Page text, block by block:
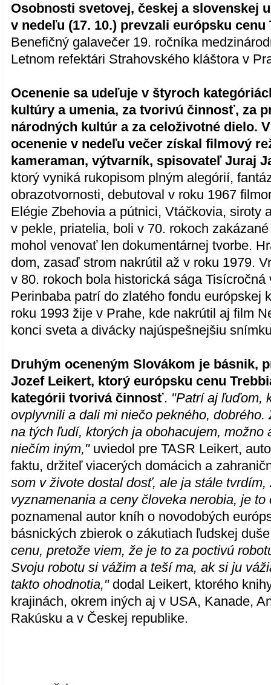
Osobnosti svetovej, českej a slovenskej
v nedeľu (17. 10.) prevzali európsku cenu
Benefičný galavečer 19. ročníka
Letnom refektári Strahovského kláštora v
Ocenenie sa udeľuje v štyroch
kultúry a umenia, za tvorivú činnosť, za
národných kultúr a za celoživotné dielo.
ocenenie v nedeľu večer získal filmový
kameraman, výtvarník, spisovateľ Juraj
ktorý vyniká rukopisom plným alegórií,
obrazotvornosti, debutoval v roku 1967
Elégie Zbehovia a pútnici, Vtáčkovia, siroty
v pekle, priatelia, boli v 70. rokoch
mohol venovať len dokumentárnej tvorbe.
dom, zasaď strom nakrútil až v roku 1979.
v 80. rokoch bola historická sága
Perinbaba patrí do zlatého fondu európskej
roku 1993 žije v Prahe, kde nakrútil aj film
konci sveta a divácky najúspešnejšiu
Druhým oceneným Slovákom je básnik,
Jozef Leikert, ktorý európsku cenu
kategórii tvorivá činnosť. "Patrí aj ľuďom,
ovplyvnili a dali mi niečo pekného, dobrého.
na tých ľudí, ktorých ja obohacujem, možno
niečím iným," uviedol pre TASR Leikert,
faktu, držiteľ viacerých domácich a
som v živote dostal dosť, ale ja stále tvrdím,
vyznamenania a ceny človeka nerobia, je
poznamenal autor kníh o novodobých
básnických zbierok o zákutiach ľudskej
cenu, pretože viem, že je to za poctivú
Svoju robotu si vážim a teší ma, ak si ju
takto ohodnotia," dodal Leikert, ktorého
krajinách, okrem iných aj v USA, Kanade,
Rakúsku a v Českej republike.